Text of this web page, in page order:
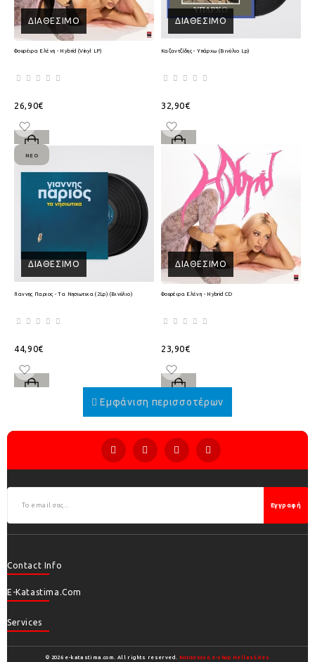
ΔΙΑΘΈΣΙΜΟ
Φουρέιρα Ελένη - Hybrid (Vinyl LP)
26,90€
ΔΙΑΘΈΣΙΜΟ
Καζαντζίδης - Υπάρχω (Βινύλιο Lp)
32,90€
ΔΙΑΘΈΣΙΜΟ
ΝΈΟ
Γιαννης Παριος - Τα Νησιωτικα (2Lp) (Βινύλιο)
44,90€
ΔΙΑΘΈΣΙΜΟ
Φουρέιρα Ελένη - Hybrid CD
23,90€
Εγγραφή
Contact Info
E-Katastima.com
Services
© 2026 e-katastima.com. All rights reserved. Κατασκευή e-shop HellasSites